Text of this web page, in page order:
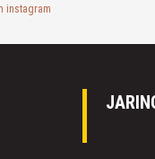
instagram